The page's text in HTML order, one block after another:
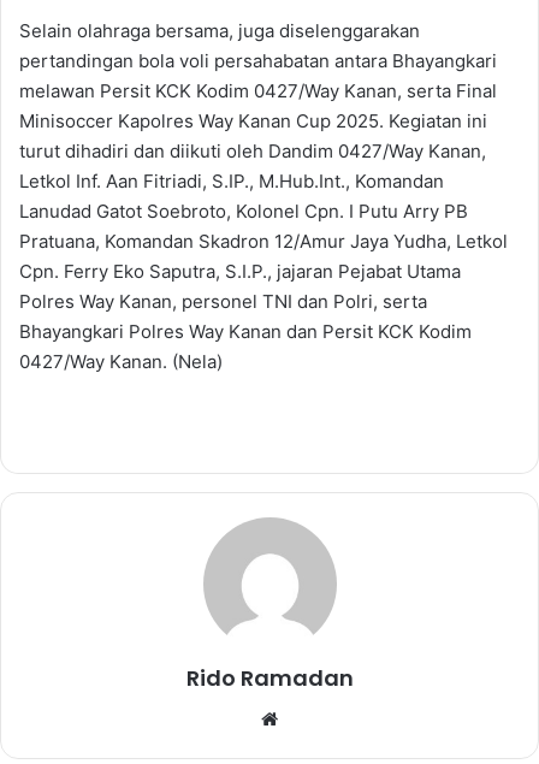
Selain olahraga bersama, juga diselenggarakan
pertandingan bola voli persahabatan antara Bhayangkari
melawan Persit KCK Kodim 0427/Way Kanan, serta Final
Minisoccer Kapolres Way Kanan Cup 2025. Kegiatan ini
turut dihadiri dan diikuti oleh Dandim 0427/Way Kanan,
Letkol Inf. Aan Fitriadi, S.IP., M.Hub.Int., Komandan
Lanudad Gatot Soebroto, Kolonel Cpn. I Putu Arry PB
Pratuana, Komandan Skadron 12/Amur Jaya Yudha, Letkol
Cpn. Ferry Eko Saputra, S.I.P., jajaran Pejabat Utama
Polres Way Kanan, personel TNI dan Polri, serta
Bhayangkari Polres Way Kanan dan Persit KCK Kodim
0427/Way Kanan. (Nela)
Rido Ramadan